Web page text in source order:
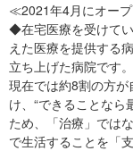
≪2021年4月にオー
◆在宅医療を受けて
えた医療を提供する
立ち上げた病院です。
現在では約8割の方
け、“できることな
ため、「治療」では
で生活することを「